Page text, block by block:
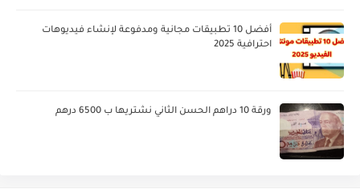
أفضل 10 تطبيقات مجانية ومدفوعة لإنشاء فيديوهات
احترافية 2025
ورقة 10 دراهم الحسن الثاني نشتريها ب 6500 درهم